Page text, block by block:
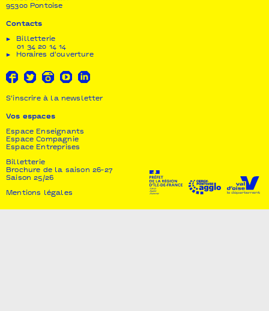
95300 Pontoise
Contacts
Billetterie
01 34 20 14 14
Horaires d'ouverture
S'inscrire à la newsletter
Vos espaces
Espace Enseignants
Espace Compagnie
Espace Entreprises
Billetterie
Brochure de la saison 26-27
Saison 25/26
Mentions légales